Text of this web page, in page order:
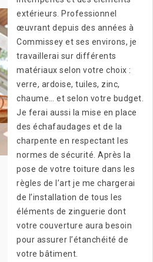
extérieurs. Professionnel
œuvrant depuis des années à
Commissey et ses environs, je
travaillerai sur différents
matériaux selon votre choix :
verre, ardoise, tuiles, zinc,
chaume… et selon votre budget.
Je ferai aussi la mise en place
des échafaudages et de la
charpente en respectant les
normes de sécurité. Après la
pose de votre toiture dans les
règles de l’art je me chargerai
de l’installation de tous les
éléments de zinguerie dont
votre couverture aura besoin
pour assurer l’étanchéité de
votre bâtiment.